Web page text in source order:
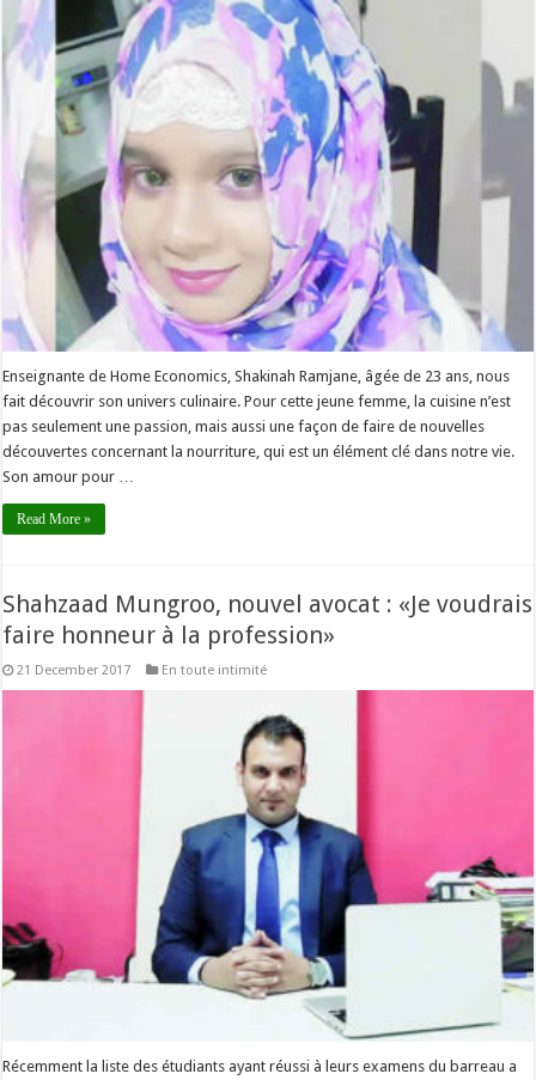
Enseignante de Home Economics, Shakinah Ramjane, âgée de 23 ans, nous
fait découvrir son univers culinaire. Pour cette jeune femme, la cuisine n’est
pas seulement une passion, mais aussi une façon de faire de nouvelles
découvertes concernant la nourriture, qui est un élément clé dans notre vie.
Son amour pour …
Read More »
Shahzaad Mungroo, nouvel avocat : «Je voudrais
faire honneur à la profession»
21 December 2017 En toute intimité
Récemment la liste des étudiants ayant réussi à leurs examens du barreau a